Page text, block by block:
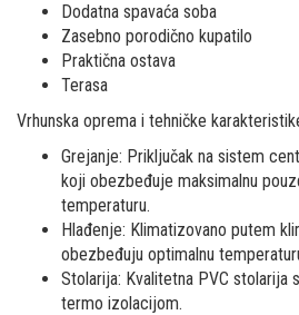
Dodatna spavaća soba
Zasebno porodično kupatilo
Praktična ostava
Terasa
Vrhunska oprema i tehničke
Grejanje: Priključak na sistem
koji obezbeđuje maksimalnu
temperaturu.
Hlađenje: Klimatizovano putem
obezbeđuju optimalnu
Stolarija: Kvalitetna PVC stolarija
termo izolacijom.